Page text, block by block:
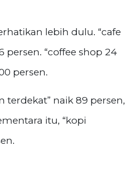
lebih dulu. “cafe
persen. “coffee shop 24
persen.
terdekat” naik 89 persen,
itu, “kopi